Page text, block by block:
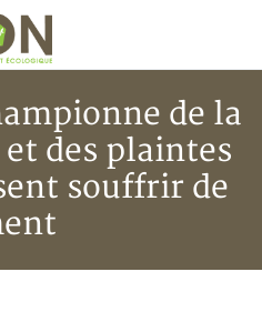
de la
des plaintes
souffrir de